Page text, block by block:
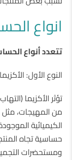
انواع
تتعدد أنواع
النوع الأول:
تؤثر الأكزيما
من المهيجات، مثل
الكيميائية
حساسية تجاه
ومستحضرات